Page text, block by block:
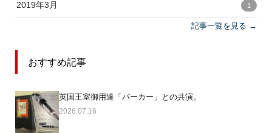
2019年3月 1
記事一覧を見る →
おすすめ記事
英国王室御用達「パーカー」との共演。
2026.07.16